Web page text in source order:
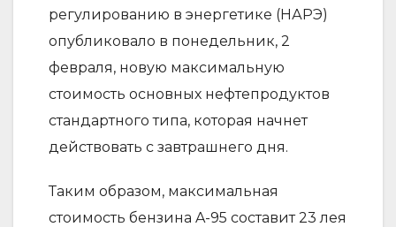
регулированию в энергетике (НАРЭ)
опубликовало в понедельник, 2
февраля, новую максимальную
стоимость основных нефтепродуктов
стандартного типа, которая начнет
действовать с завтрашнего дня.
Таким образом, максимальная
стоимость бензина A-95 составит 23 лея